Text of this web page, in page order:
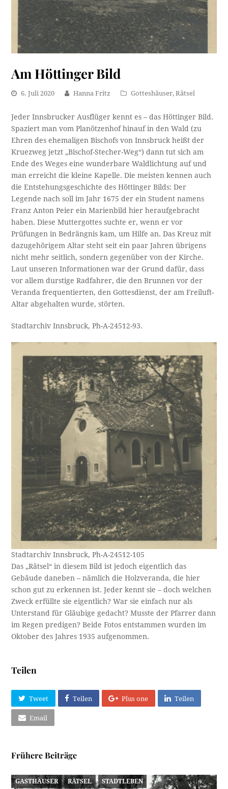
Am Höttinger Bild
6. Juli 2020 Hanna Fritz Gotteshäuser,Rätsel
Jeder Innsbrucker Ausflüger kennt es – das Höttinger Bild.
Spaziert man vom Planötzenhof hinauf in den Wald (zu
Ehren des ehemaligen Bischofs von Innsbruck heißt der
Kruezweg jetzt „Bischof-Stecher-Weg“) dann tut sich am
Ende des Weges eine wunderbare Waldlichtung auf und
man erreicht die kleine Kapelle. Die meisten kennen auch
die Entstehungsgeschichte des Höttinger Bilds: Der
Legende nach soll im Jahr 1675 der ein Student namens
Franz Anton Peier ein Marienbild hier heraufgebracht
haben. Diese Muttergottes suchte er, wenn er vor
Prüfungen in Bedrängnis kam, um Hilfe an. Das Kreuz mit
dazugehörigem Altar steht seit ein paar Jahren übrigens
nicht mehr seitlich, sondern gegenüber von der Kirche.
Laut unseren Informationen war der Grund dafür, dass
vor allem durstige Radfahrer, die den Brunnen vor der
Veranda frequentierten, den Gottesdienst, der am Freiluft-
Altar abgehalten wurde, störten.
Stadtarchiv Innsbruck, Ph-A-24512-93.
Stadtarchiv Innsbruck, Ph-A-24512-105
Das „Rätsel“ in diesem Bild ist jedoch eigentlich das
Gebäude daneben – nämlich die Holzveranda, die hier
schon gut zu erkennen ist. Jeder kennt sie – doch welchen
Zweck erfüllte sie eigentlich? War sie einfach nur als
Unterstand für Gläubige gedacht? Musste der Pfarrer dann
im Regen predigen? Beide Fotos entstammen wurden im
Oktober des Jahres 1935 aufgenommen.
Teilen
Tweet Teilen Plus one Teilen
Email
Frühere Beiträge
GASTHÄUSER RÄTSEL STADTLEBEN